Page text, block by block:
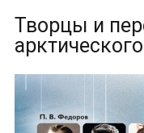
Творцы и